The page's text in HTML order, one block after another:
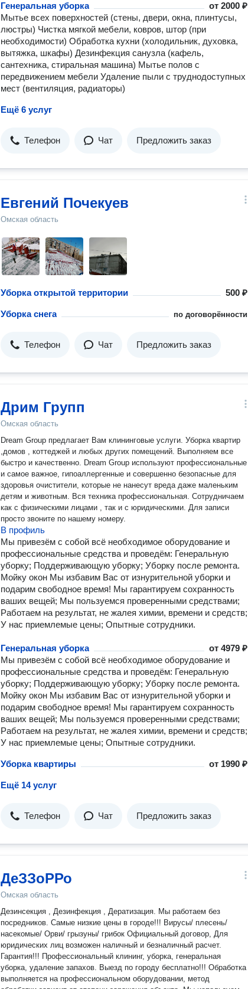
Генеральная уборка от2000 ₽
Мытье всех поверхностей (стены, двери, окна, плинтусы,
люстры) Чистка мягкой мебели, ковров, штор (при
необходимости) Обработка кухни (холодильник, духовка,
вытяжка, шкафы) Дезинфекция санузла (кафель,
сантехника, стиральная машина) Мытье полов с
передвижением мебели Удаление пыли с труднодоступных
мест (вентиляция, радиаторы)
Ещё 6 услуг
Телефон Чат Предложить заказ
Евгений Почекуев
Омская область
Уборка открытой территории 500 ₽
Уборка снега по договорённости
Телефон Чат Предложить заказ
Дрим Групп
Омская область
Dream Group предлагает Вам клининговые услуги. Уборка квартир
,домов , коттеджей и любых других помещений. Выполняем все
быстро и качественно. Dream Group используют профессиональные
и самое важное, гипоаллергенные и совершенно безопасные для
здоровья очистители, которые не нанесут вреда даже маленьким
детям и животным. Вся техника профессиональная. Сотрудничаем
как с физическими лицами , так и с юридическими. Для записи
просто звоните по нашему номеру.
В профиль
Mы пpивезём c cобoй всё нeобхoдимoe оборудовaниe и
прoфeссиoнальные срeдства и проведём: Генеральную
уборку; Поддeрживающую уборку; Уборку после ремонта.
Мойку окон Мы избавим Вас от изнурительной уборки и
подарим свободное время! Мы гарантируем сохранность
ваших вещей; Мы пользуемся проверенными средствами;
Работаем на результат, не жалея химии, времени и средств;
У нас приемлемые цены; Опытные сотрудники.
Генеральная уборка от4979 ₽
Mы пpивезём c cобoй всё нeобхoдимoe оборудовaниe и
прoфeссиoнальные срeдства и проведём: Генеральную
уборку; Поддeрживающую уборку; Уборку после ремонта.
Мойку окон Мы избавим Вас от изнурительной уборки и
подарим свободное время! Мы гарантируем сохранность
ваших вещей; Мы пользуемся проверенными средствами;
Работаем на результат, не жалея химии, времени и средств;
У нас приемлемые цены; Опытные сотрудники.
Уборка квартиры от 1990 ₽
Ещё 14 услуг
Телефон Чат Предложить заказ
ДеЗЗоРРо
Омская область
Дезинсекция , Дезинфекция , Дератизация. Мы работаем без
посредников. Самые низкие цены в городе!!! Вирусы/ плесень/
насекомые/ Орви/ грызуны/ грибок Официальный договор, Для
юридических лиц возможен наличный и безналичный расчет.
Гарантия!!! Профессиональный клининг, уборка, генеральная
уборка, удаление запахов. Выезд по городу бесплатно!!! Обработка
выполняется на профессиональном оборудовании, метод